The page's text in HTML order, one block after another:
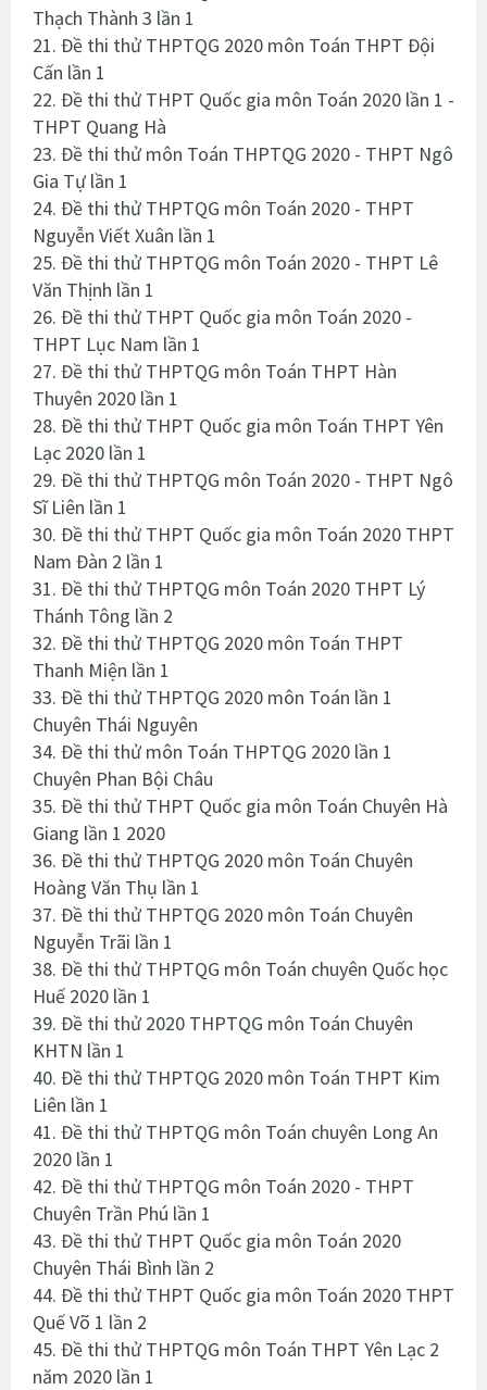
Thạch Thành 3 lần 1
21. Đề thi thử THPTQG 2020 môn Toán THPT Đội
Cấn lần 1
22. Đề thi thử THPT Quốc gia môn Toán 2020 lần 1 -
THPT Quang Hà
23. Đề thi thử môn Toán THPTQG 2020 - THPT Ngô
Gia Tự lần 1
24. Đề thi thử THPTQG môn Toán 2020 - THPT
Nguyễn Viết Xuân lần 1
25. Đề thi thử THPTQG môn Toán 2020 - THPT Lê
Văn Thịnh lần 1
26. Đề thi thử THPT Quốc gia môn Toán 2020 -
THPT Lục Nam lần 1
27. Đề thi thử THPTQG môn Toán THPT Hàn
Thuyên 2020 lần 1
28. Đề thi thử THPT Quốc gia môn Toán THPT Yên
Lạc 2020 lần 1
29. Đề thi thử THPTQG môn Toán 2020 - THPT Ngô
Sĩ Liên lần 1
30. Đề thi thử THPT Quốc gia môn Toán 2020 THPT
Nam Đàn 2 lần 1
31. Đề thi thử THPTQG môn Toán 2020 THPT Lý
Thánh Tông lần 2
32. Đề thi thử THPTQG 2020 môn Toán THPT
Thanh Miện lần 1
33. Đề thi thử THPTQG 2020 môn Toán lần 1
Chuyên Thái Nguyên
34. Đề thi thử môn Toán THPTQG 2020 lần 1
Chuyên Phan Bội Châu
35. Đề thi thử THPT Quốc gia môn Toán Chuyên Hà
Giang lần 1 2020
36. Đề thi thử THPTQG 2020 môn Toán Chuyên
Hoàng Văn Thụ lần 1
37. Đề thi thử THPTQG 2020 môn Toán Chuyên
Nguyễn Trãi lần 1
38. Đề thi thử THPTQG môn Toán chuyên Quốc học
Huế 2020 lần 1
39. Đề thi thử 2020 THPTQG môn Toán Chuyên
KHTN lần 1
40. Đề thi thử THPTQG 2020 môn Toán THPT Kim
Liên lần 1
41. Đề thi thử THPTQG môn Toán chuyên Long An
2020 lần 1
42. Đề thi thử THPTQG môn Toán 2020 - THPT
Chuyên Trần Phú lần 1
43. Đề thi thử THPT Quốc gia môn Toán 2020
Chuyên Thái Bình lần 2
44. Đề thi thử THPT Quốc gia môn Toán 2020 THPT
Quế Võ 1 lần 2
45. Đề thi thử THPTQG môn Toán THPT Yên Lạc 2
năm 2020 lần 1